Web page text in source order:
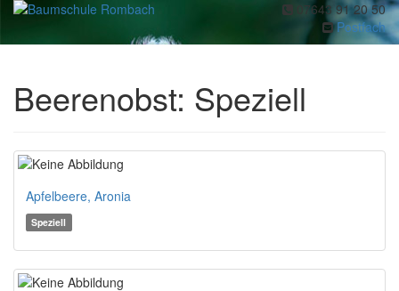
07643 91 20 50
Postfach
Beerenobst: Speziell
Apfelbeere, Aronia
Speziell